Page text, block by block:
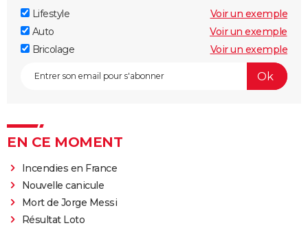
Lifestyle
Voir un exemple
Auto
Voir un exemple
Bricolage
Voir un exemple
EN CE MOMENT
Incendies en France
Nouvelle canicule
Mort de Jorge Messi
Résultat Loto